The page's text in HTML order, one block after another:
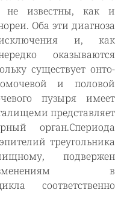
не известны, как и
Оба эти диагноза
и, как
оказываются
существует онто-
и половой
пузыря имеет
представляет
орган.Спериода
треугольника
подвержен
в
соответственно